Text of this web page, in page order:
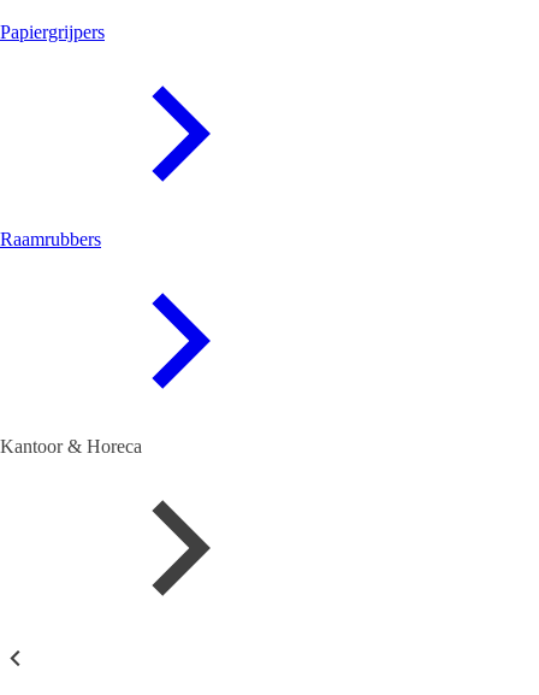
Papiergrijpers
Raamrubbers
Kantoor & Horeca